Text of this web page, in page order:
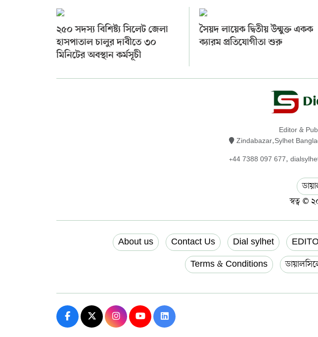
২৫০ সদস্য বিশিষ্ট্য সিলেট জেলা
হাসপাতাল চালুর দাবীতে ৩০
মিনিটের অবস্থান কর্মসূচী
সৈয়দ লায়েক দ্বিতীয় উন্মুক্ত একক
ক্যারম প্রতিযোগীতা শুরু
Editor &
Zindabazar,Sylhet
+44 7388 097 677,
স্বত্ব ©
About us Contact Us Dial sylhet
Terms & Conditions